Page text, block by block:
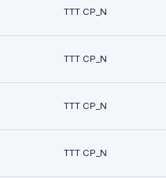
TTT CP_N
TTT CP_N
TTT CP_N
TTT CP_N